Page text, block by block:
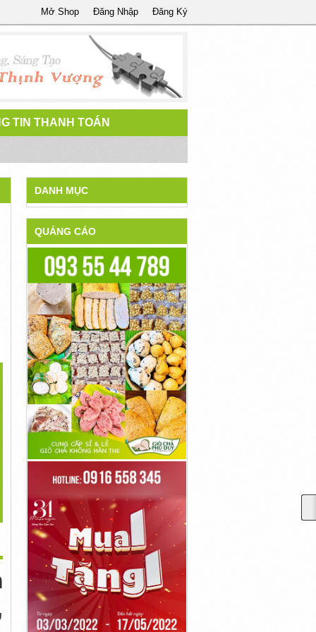
Đăng Ký
Đăng Nhập
Mở Shop
TIN THANH TOÁN
>
DANH MỤC
QUẢNG CÁO